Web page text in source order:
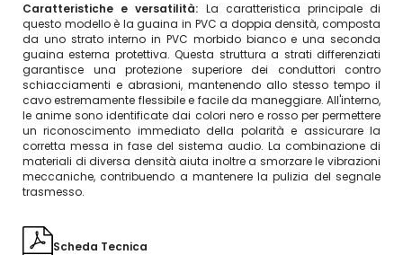
Caratteristiche e versatilità: La caratteristica principale di
questo modello è la guaina in PVC a doppia densità, composta
da uno strato interno in PVC morbido bianco e una seconda
guaina esterna protettiva. Questa struttura a strati differenziati
garantisce una protezione superiore dei conduttori contro
schiacciamenti e abrasioni, mantenendo allo stesso tempo il
cavo estremamente flessibile e facile da maneggiare. All'interno,
le anime sono identificate dai colori nero e rosso per permettere
un riconoscimento immediato della polarità e assicurare la
corretta messa in fase del sistema audio. La combinazione di
materiali di diversa densità aiuta inoltre a smorzare le vibrazioni
meccaniche, contribuendo a mantenere la pulizia del segnale
trasmesso.
Scheda Tecnica